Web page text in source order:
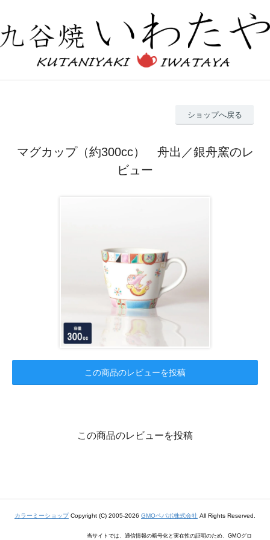
ショップへ戻る
マグカップ（約300cc） 舟出／銀舟窯のレ
ビュー
この商品のレビューを投稿
この商品のレビューを投稿
カラーミーショップCopyright (C) 2005-2026 GMOペパボ株式会社 All Rights Reserved.
当サイトでは、通信情報の暗号化と実在性の証明のため、GMOグロ